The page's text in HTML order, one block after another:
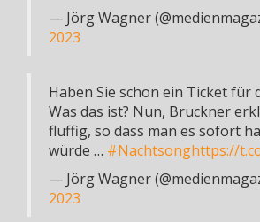
— Jörg Wagner
2023
Haben Sie schon ein Ticket für
Was das ist? Nun, Bruckner
fluffig, so dass man es sofort
würde … #Nachtsonghttps://
— Jörg Wagner
2023